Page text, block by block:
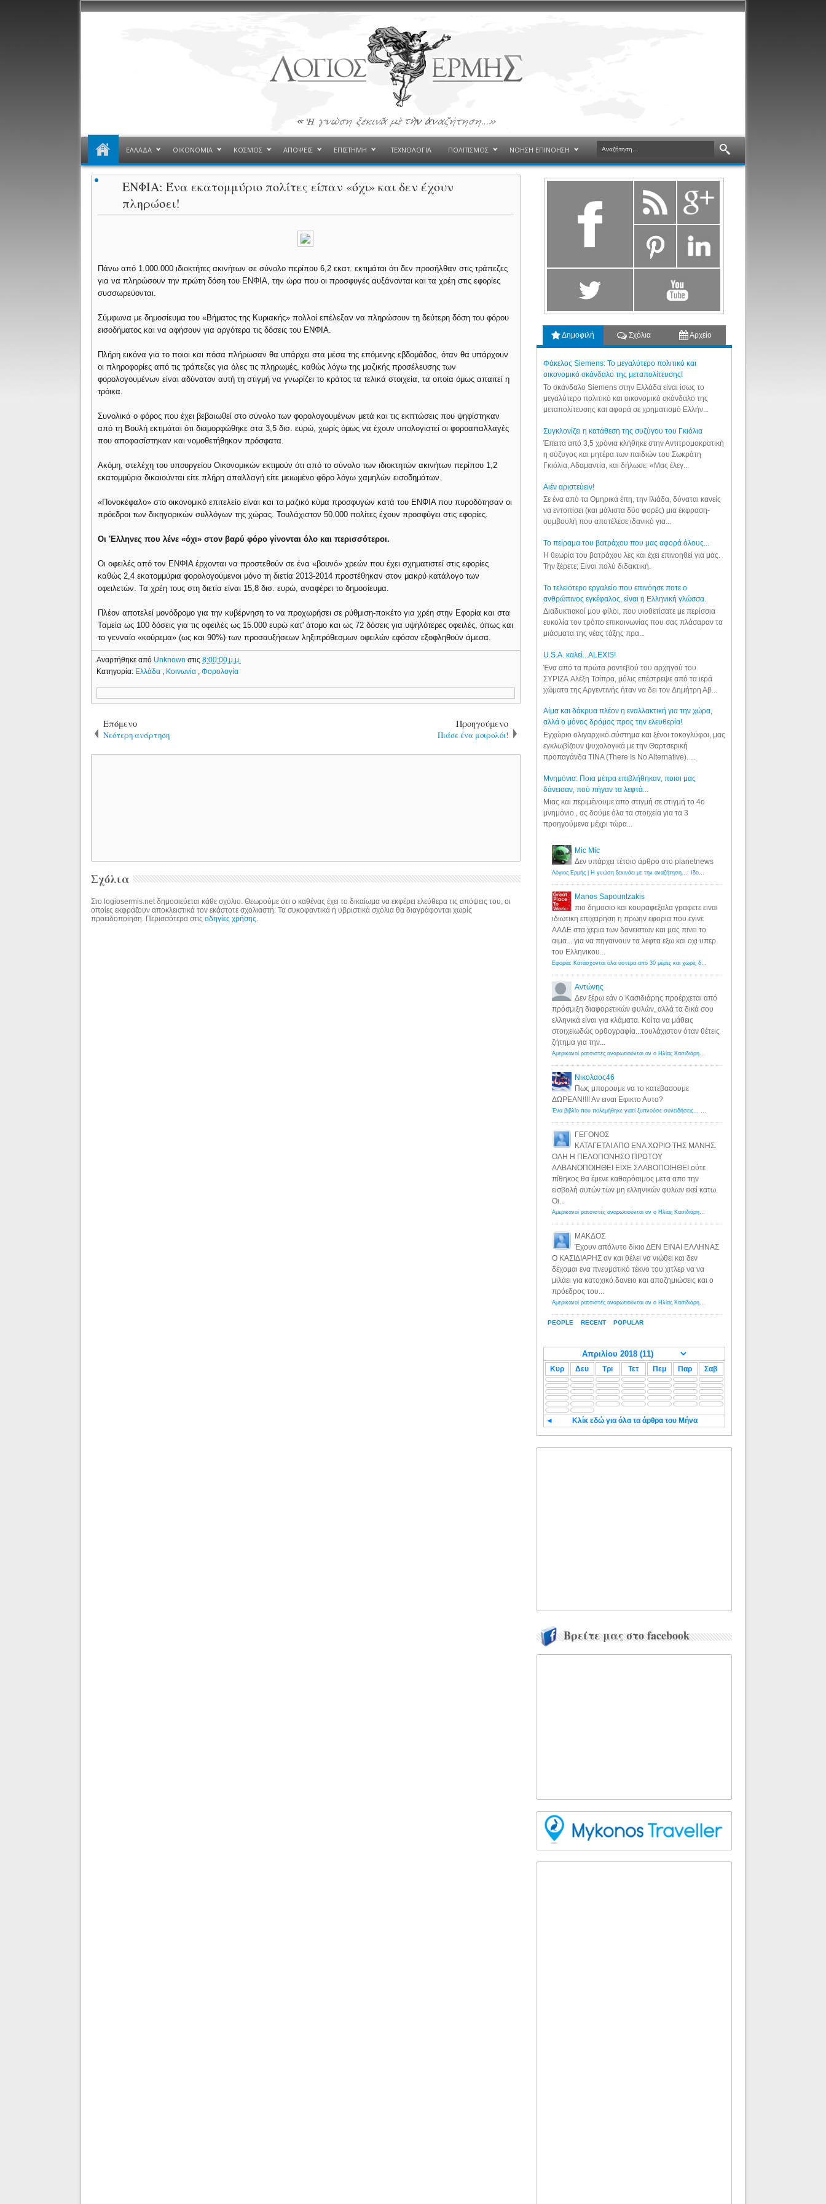
ΕΛΛΑΔΑ ΟΙΚΟΝΟΜΙΑ ΚΟΣΜΟΣ ΑΠΟΨΕΙΣ ΕΠΙΣΤΗΜΗ ΤΕΧΝΟΛΟΓΙΑ ΠΟΛΙΤΙΣΜΟΣ ΝΟΗΣΗ-ΕΠΙΝΟΗΣΗ
ΕΝΦΙΑ: Ένα εκατομμύριο πολίτες είπαν «όχι» και δεν έχουν
πληρώσει!
Πάνω από 1.000.000 ιδιοκτήτες ακινήτων σε σύνολο περίπου 6,2 εκατ. εκτιμάται ότι δεν προσήλθαν στις τράπεζες
για να πληρώσουν την πρώτη δόση του ΕΝΦΙΑ, την ώρα που οι προσφυγές αυξάνονται και τα χρέη στις εφορίες
συσσωρεύονται.
Σύμφωνα με δημοσίευμα του «Βήματος της Κυριακής» πολλοί επέλεξαν να πληρώσουν τη δεύτερη δόση του φόρου
εισοδήματος και να αφήσουν για αργότερα τις δόσεις του ΕΝΦΙΑ.
Πλήρη εικόνα για το ποιοι και πόσα πλήρωσαν θα υπάρχει στα μέσα της επόμενης εβδομάδας, όταν θα υπάρχουν
οι πληροφορίες από τις τράπεζες για όλες τις πληρωμές, καθώς λόγω της μαζικής προσέλευσης των
φορολογουμένων είναι αδύνατον αυτή τη στιγμή να γνωρίζει το κράτος τα τελικά στοιχεία, τα οποία όμως απαιτεί η
τρόικα.
Συνολικά ο φόρος που έχει βεβαιωθεί στο σύνολο των φορολογουμένων μετά και τις εκπτώσεις που ψηφίστηκαν
από τη Βουλή εκτιμάται ότι διαμορφώθηκε στα 3,5 δισ. ευρώ, χωρίς όμως να έχουν υπολογιστεί οι φοροαπαλλαγές
που αποφασίστηκαν και νομοθετήθηκαν πρόσφατα.
Ακόμη, στελέχη του υπουργείου Οικονομικών εκτιμούν ότι από το σύνολο των ιδιοκτητών ακινήτων περίπου 1,2
εκατομμύρια δικαιούνται είτε πλήρη απαλλαγή είτε μειωμένο φόρο λόγω χαμηλών εισοδημάτων.
«Πονοκέφαλο» στο οικονομικό επιτελείο είναι και το μαζικό κύμα προσφυγών κατά του ΕΝΦΙΑ που πυροδότησαν οι
πρόεδροι των δικηγορικών συλλόγων της χώρας. Τουλάχιστον 50.000 πολίτες έχουν προσφύγει στις εφορίες.
Οι 'Ελληνες που λένε «όχι» στον βαρύ φόρο γίνονται όλο και περισσότεροι.
Οι οφειλές από τον ΕΝΦΙΑ έρχονται να προστεθούν σε ένα «βουνό» χρεών που έχει σχηματιστεί στις εφορίες
καθώς 2,4 εκατομμύρια φορολογούμενοι μόνο τη διετία 2013-2014 προστέθηκαν στον μακρύ κατάλογο των
οφειλετών. Τα χρέη τους στη διετία είναι 15,8 δισ. ευρώ, αναφέρει το δημοσίευμα.
Πλέον αποτελεί μονόδρομο για την κυβέρνηση το να προχωρήσει σε ρύθμιση-πακέτο για χρέη στην Εφορία και στα
Ταμεία ως 100 δόσεις για τις οφειλές ως 15.000 ευρώ κατ' άτομο και ως 72 δόσεις για υψηλότερες οφειλές, όπως και
το γενναίο «κούρεμα» (ως και 90%) των προσαυξήσεων ληξιπρόθεσμων οφειλών εφόσον εξοφληθούν άμεσα.
Αναρτήθηκε από Unknownστις8:00:00 μ.μ.
Κατηγορία: Ελλάδα Κοινωνία ,Φορολογία
Επόμενο
Νεότερη ανάρτηση
Προηγούμενο
Πιάσε ένα μοιρολόι!
Σχόλια
Στο logiosermis.net δημοσιεύεται κάθε σχόλιο. Θεωρούμε ότι ο καθένας έχει το δικαίωμα να εκφέρει ελεύθερα τις απόψεις του, οι
οποίες εκφράζουν αποκλειστικά τον εκάστοτε σχολιαστή. Τα συκοφαντικά ή υβριστικά σχόλια θα διαγράφονται χωρίς
προειδοποίηση. Περισσότερα στιςοδηγίες χρήσης
Δημοφιλή Σχόλια Αρχείο
Φάκελος Siemens: Το μεγαλύτερο πολιτικό και
οικονομικό σκάνδαλο της μεταπολίτευσης!
Το σκάνδαλο Siemens στην Ελλάδα είναι ίσως το
μεγαλύτερο πολιτικό και οικονομικό σκάνδαλο της
μεταπολίτευσης και αφορά σε χρηματισμό Ελλήν...
Συγκλονίζει η κατάθεση της συζύγου του Γκιόλια
Έπειτα από 3,5 χρόνια κλήθηκε στην Αντιτρομοκρατική
η σύζυγος και μητέρα των παιδιών του Σωκράτη
Γκιόλια, Αδαμαντία, και δήλωσε: «Μας έλεγ...
Aιέν αριστεύειν!
Σε ένα από τα Ομηρικά έπη, την Ιλιάδα, δύναται κανείς
να εντοπίσει (και μάλιστα δύο φορές) μια έκφραση-
συμβουλή που αποτέλεσε ιδανικό για...
Το πείραμα του βατράχου που μας αφορά όλους...
Η θεωρία του βατράχου λες και έχει επινοηθεί για μας.
Την ξέρετε; Είναι πολύ διδακτική.
Το τελειότερο εργαλείο που επινόησε ποτε ο
ανθρώπινος εγκέφαλος, είναι η Ελληνική γλώσσα.
Διαδυκτιακοί μου φίλοι, που υιοθετίσατε με περίσσια
ευκολία τον τρόπο επικοινωνίας που σας πλάσαραν τα
μιάσματα της νέας τάξης πρα...
U.S.A. καλεί...ALEXIS!
Ένα από τα πρώτα ραντεβού του αρχηγού του
ΣΥΡΙΖΑ Αλέξη Τσίπρα, μόλις επέστρεψε από τα ιερά
χώματα της Αργεντινής ήταν να δει τον Δημήτρη Αβ...
Αίμα και δάκρυα πλέον η εναλλακτική για την χώρα,
αλλά ο μόνος δρόμος προς την ελευθερία!
Εγχώριο ολιγαρχικό σύστημα και ξένοι τοκογλύφοι, μας
εγκλωβίζουν ψυχολογικά με την Θαρτσερική
προπαγάνδα TINA (There Is No Alternative). ...
Μνημόνια: Ποια μέτρα επιβλήθηκαν, ποιοι μας
δάνεισαν, πού πήγαν τα λεφτά...
Μιας και περιμένουμε απο στιγμή σε στιγμή το 4ο
μνημόνιο , ας δούμε όλα τα στοιχεία για τα 3
προηγούμενα μέχρι τώρα...
PEOPLE RECENT POPULAR
Mic Mic
Δεν υπάρχει τέτοιο άρθρο στο planetnews
Λόγιος Ερμής | Η γνώση ξεκινάει με την αναζήτηση...: Ιδού οι 18 που χρωστούν 11 δις ευρώ!
Manos Sapountzakis
πιο δημοσιο και κουραφεξαλα γραφετε ειναι
ιδιωτικη επιχειρηση η πρωην εφορια που εγινε
ΑΑΔΕ στα χερια των δανειστων και μας πινει το
αιμα... για να πηγαινουν τα λεφτα εξω και οχι υπερ
του Ελληνικου...
Εφορία: Κατάσχονται όλα ύστερα από 30 μέρες και χωρίς δικαστικές αποφάσεις - Λόγιος Ερμής
Αντώνης
Δεν ξέρω εάν ο Κασιδιάρης προέρχεται από
πρόσμιξη διαφορετικών φυλών, αλλά τα δικά σου
ελληνικά είναι για κλάματα. Κοίτα να μάθεις
στοιχειωδώς ορθογραφία...τουλάχιστον όταν θέτεις
ζήτημα για την...
Αμερικανοί ρατσιστές αναρωτιούνται αν ο Ηλίας Κασιδιάρης ανήκει στη λευκή φυλή... - Λόγιος Ερμής
Νικολαος46
Πως μπορουμε να το κατεβασουμε
ΔΩΡΕΑΝ!!!! Αν ειναι Εφικτο Αυτο?
Ένα βιβλίο που πολεμήθηκε γιατί ξυπνούσε συνειδήσεις... - Λόγιος Ερμής | Η γνώση ξεκινάει με την αναζήτηση...
ΓΕΓΟΝΟΣ
ΚΑΤΑΓΕΤΑΙ ΑΠΟ ΕΝΑ ΧΩΡΙΟ ΤΗΣ ΜΑΝΗΣ.
ΟΛΗ Η ΠΕΛΟΠΟΝΗΣΟ ΠΡΩΤΟΥ
ΑΛΒΑΝΟΠΟΙΗΘΕΙ ΕΙΧΕ ΣΛΑΒΟΠΟΙΗΘΕΙ ούτε
πίθηκος θα έμενε καθαρόαιμος μετα απο την
εισβολή αυτών των μη ελληνικών φυλων εκεί κατω.
Οι...
Αμερικανοί ρατσιστές αναρωτιούνται αν ο Ηλίας Κασιδιάρης ανήκει στη λευκή φυλή... - Λόγιος Ερμής
ΜΑΚΔΟΣ
Έχουν απόλυτο δίκιο ΔΕΝ ΕΙΝΑΙ ΕΛΛΗΝΑΣ
Ο ΚΑΣΙΔΙΑΡΗΣ αν και θέλει να νιώθει και δεν
δέχομαι ενα πνευματικό τέκνο του χιτλερ να να
μιλάει για κατοχικό δανειο και αποζημιώσεις και ο
πρόεδρος του...
Αμερικανοί ρατσιστές αναρωτιούνται αν ο Ηλίας Κασιδιάρης ανήκει στη λευκή φυλή... - Λόγιος Ερμής
Κυρ Δευ Τρι Τετ Πεμ Παρ Σαβ
◄ Κλίκ εδώ για όλα τα άρθρα του Μήνα
Βρείτε μας στο facebook